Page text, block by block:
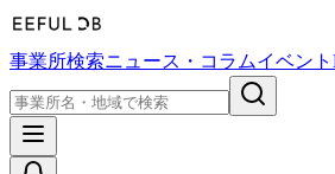
事業所検索ニュース・コラムイベント